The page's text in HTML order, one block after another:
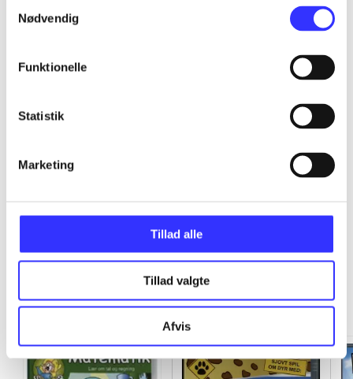
Nødvendig
Funktionelle
Statistik
Marketing
Tillad alle
Tillad valgte
Afvis
...
...
Minder om